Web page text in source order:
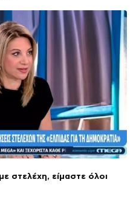
στελέχη, είμαστε όλοι